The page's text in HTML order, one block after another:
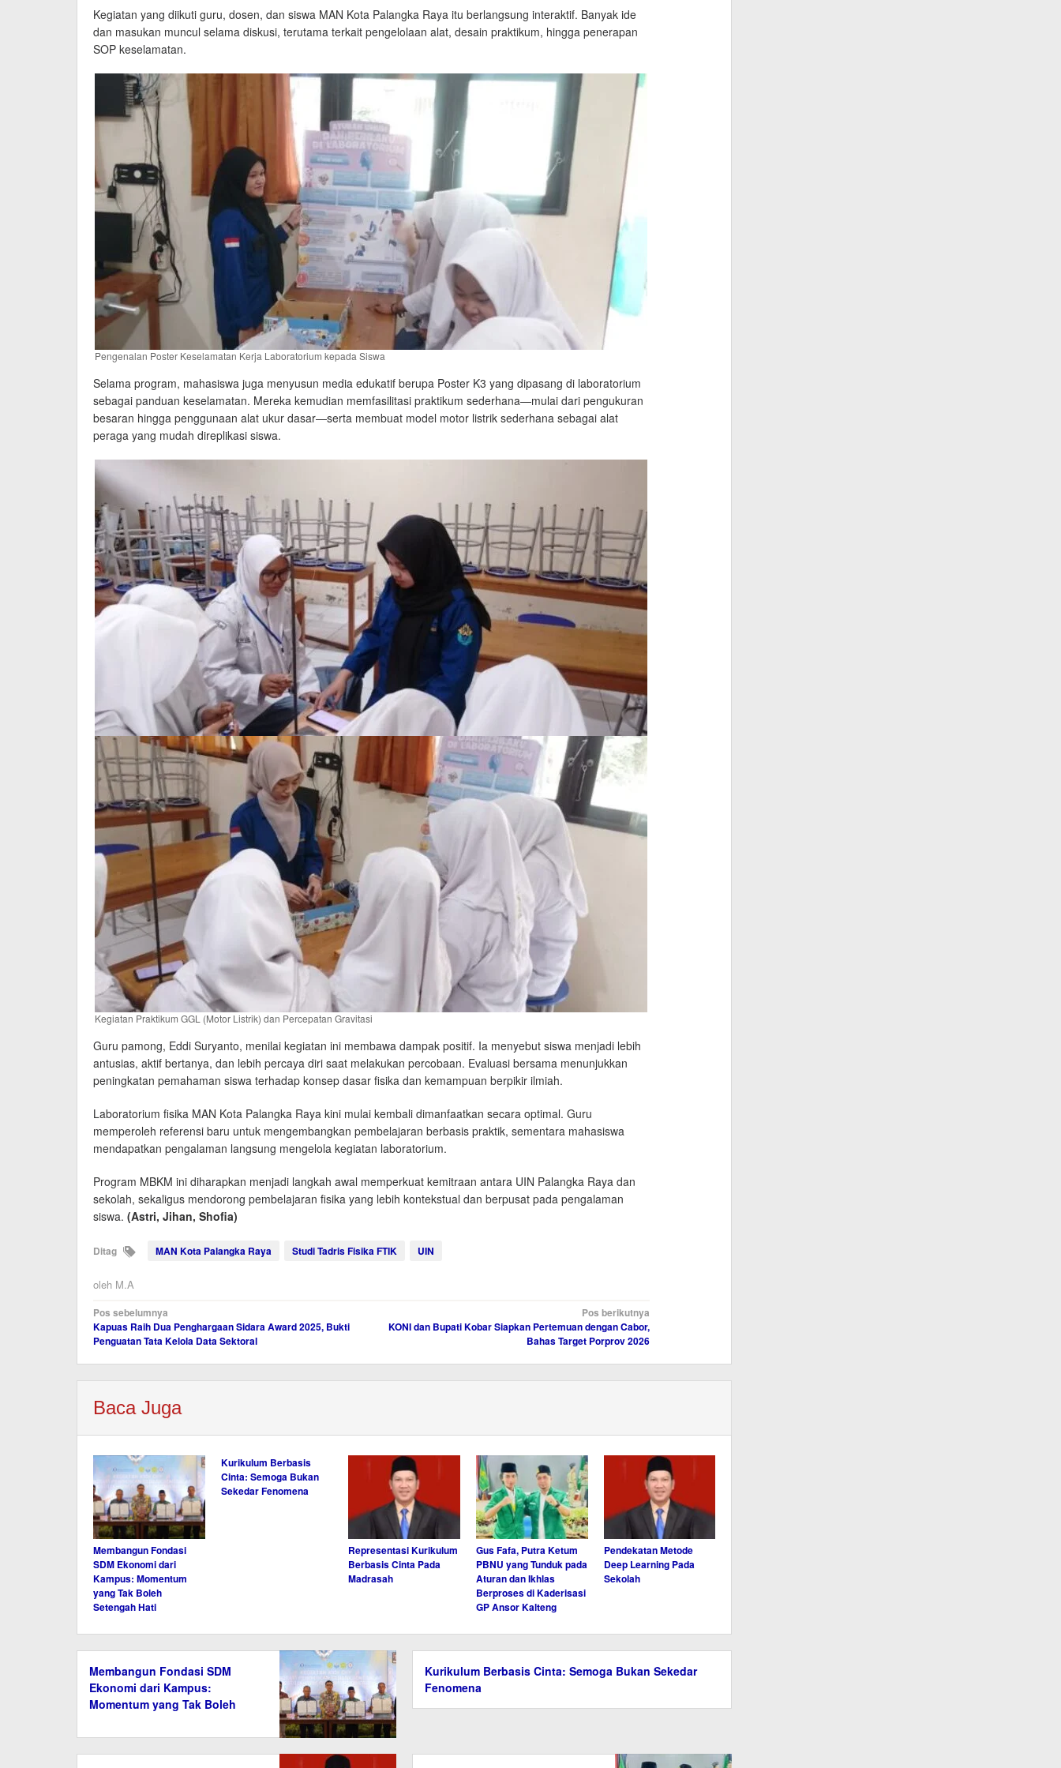
Kegiatan yang diikuti guru, dosen, dan siswa MAN Kota Palangka Raya itu berlangsung interaktif. Banyak ide
dan masukan muncul selama diskusi, terutama terkait pengelolaan alat, desain praktikum, hingga penerapan
SOP keselamatan.
Pengenalan Poster Keselamatan Kerja Laboratorium kepada Siswa
Selama program, mahasiswa juga menyusun media edukatif berupa Poster K3 yang dipasang di laboratorium
sebagai panduan keselamatan. Mereka kemudian memfasilitasi praktikum sederhana—mulai dari pengukuran
besaran hingga penggunaan alat ukur dasar—serta membuat model motor listrik sederhana sebagai alat
peraga yang mudah direplikasi siswa.
Kegiatan Praktikum GGL (Motor Listrik) dan Percepatan Gravitasi
Guru pamong, Eddi Suryanto, menilai kegiatan ini membawa dampak positif. Ia menyebut siswa menjadi lebih
antusias, aktif bertanya, dan lebih percaya diri saat melakukan percobaan. Evaluasi bersama menunjukkan
peningkatan pemahaman siswa terhadap konsep dasar fisika dan kemampuan berpikir ilmiah.
Laboratorium fisika MAN Kota Palangka Raya kini mulai kembali dimanfaatkan secara optimal. Guru
memperoleh referensi baru untuk mengembangkan pembelajaran berbasis praktik, sementara mahasiswa
mendapatkan pengalaman langsung mengelola kegiatan laboratorium.
Program MBKM ini diharapkan menjadi langkah awal memperkuat kemitraan antara UIN Palangka Raya dan
sekolah, sekaligus mendorong pembelajaran fisika yang lebih kontekstual dan berpusat pada pengalaman
siswa. (Astri, Jihan, Shofia)
Ditag MAN Kota Palangka Raya Studi Tadris Fisika FTIK UIN
oleh M.A
Navigasi
pos
Pos sebelumnya
Kapuas Raih Dua Penghargaan Sidara Award 2025, Bukti
Penguatan Tata Kelola Data Sektoral
Pos berikutnya
KONI dan Bupati Kobar Siapkan Pertemuan dengan Cabor,
Bahas Target Porprov 2026
Baca Juga
Membangun Fondasi
SDM Ekonomi dari
Kampus: Momentum
yang Tak Boleh
Setengah Hati
Kurikulum Berbasis
Cinta: Semoga Bukan
Sekedar Fenomena
Representasi Kurikulum
Berbasis Cinta Pada
Madrasah
Gus Fafa, Putra Ketum
PBNU yang Tunduk pada
Aturan dan Ikhlas
Berproses di Kaderisasi
GP Ansor Kalteng
Pendekatan Metode
Deep Learning Pada
Sekolah
Membangun Fondasi SDM
Ekonomi dari Kampus:
Momentum yang Tak Boleh
Kurikulum Berbasis Cinta: Semoga Bukan Sekedar
Fenomena